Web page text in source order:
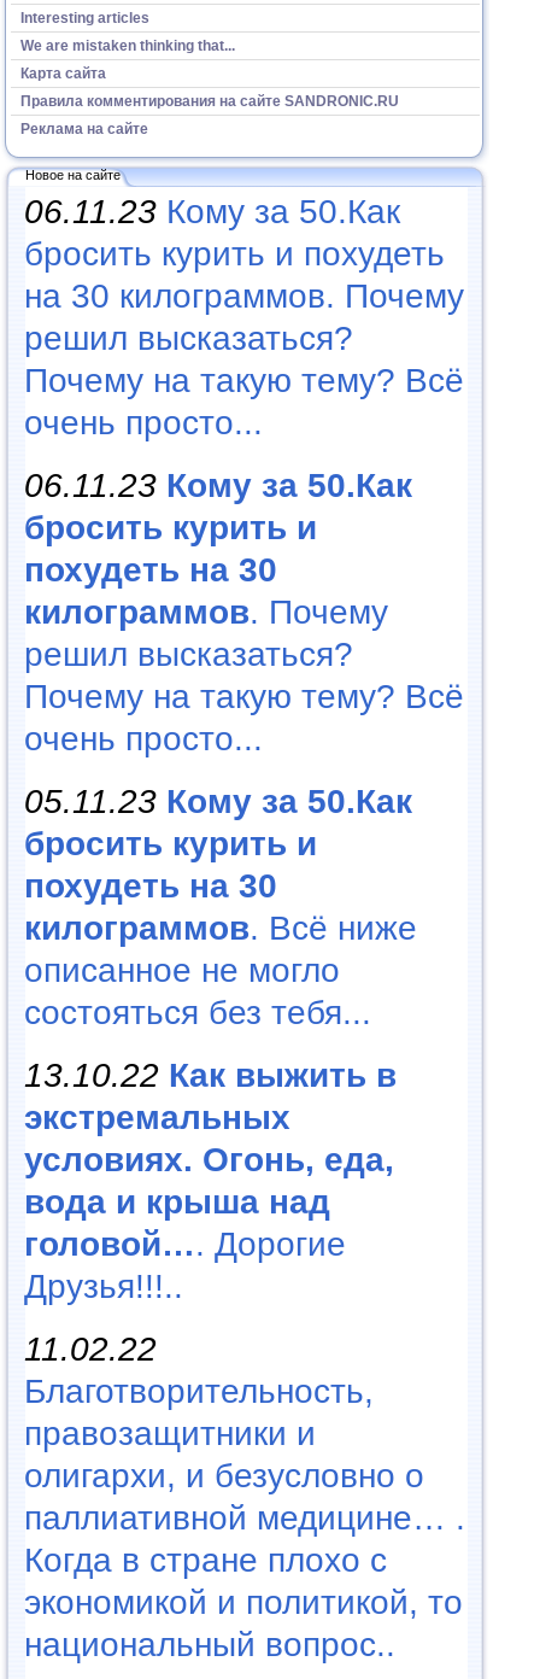
Interesting articles
We are mistaken thinking that...
Карта сайта
Правила комментирования на сайте SANDRONIC.RU
Реклама на сайте
Новое на сайте
06.11.23 Кому за 50.Как
бросить курить и похудеть
на 30 килограммов. Почему
решил высказаться?
Почему на такую тему? Всё
очень просто...
06.11.23 Кому за 50.Как
бросить курить и
похудеть на 30
килограммов. Почему
решил высказаться?
Почему на такую тему? Всё
очень просто...
05.11.23 Кому за 50.Как
бросить курить и
похудеть на 30
килограммов. Всё ниже
описанное не могло
состояться без тебя...
13.10.22 Как выжить в
экстремальных
условиях. Огонь, еда,
вода и крыша над
головой…. Дорогие
Друзья!!!..
11.02.22
Благотворительность,
правозащитники и
олигархи, и безусловно о
паллиативной медицине… .
Когда в стране плохо с
экономикой и политикой, то
национальный вопрос..